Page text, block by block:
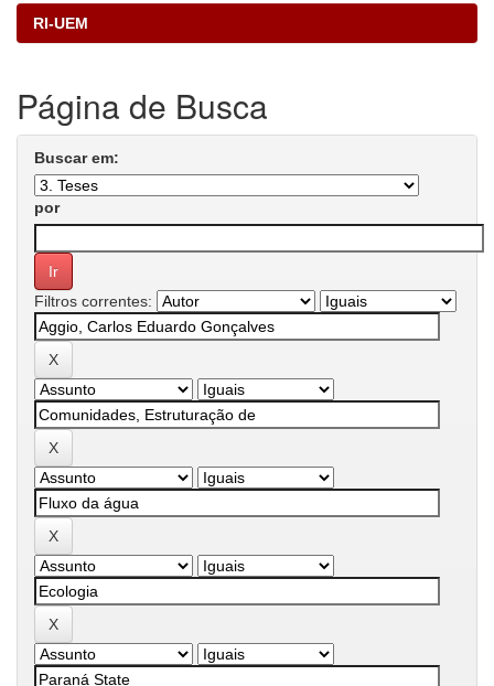
RI-UEM
Página de Busca
Buscar em:
por
Filtros correntes: